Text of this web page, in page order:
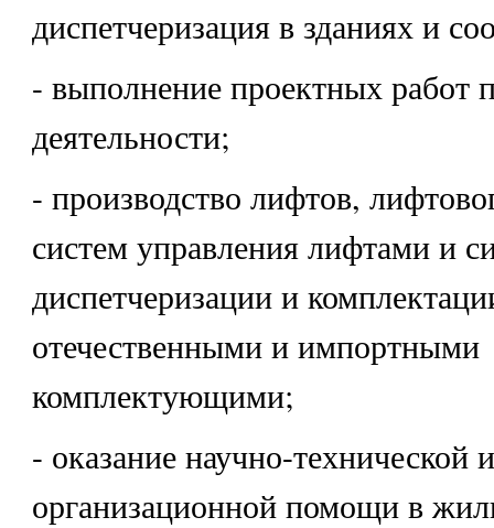
диспетчеризация в зданиях и
- выполнение проектных работ
деятельности;
- производство лифтов,
систем управления лифтами и
диспетчеризации и
отечественными и импортными
комплектующими;
- оказание научно-технической и
организационной помощи в